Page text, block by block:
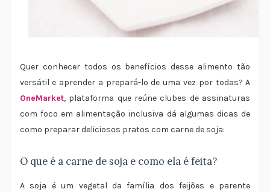
Quer conhecer todos os benefícios desse alimento tão
versátil e aprender a prepará-lo de uma vez por todas? A
OneMarket, plataforma que reúne clubes de assinaturas
com foco em alimentação inclusiva dá algumas dicas de
como preparar deliciosos pratos com carne de soja:
O que é a carne de soja e como ela é feita?
A soja é um vegetal da família dos feijões e parente